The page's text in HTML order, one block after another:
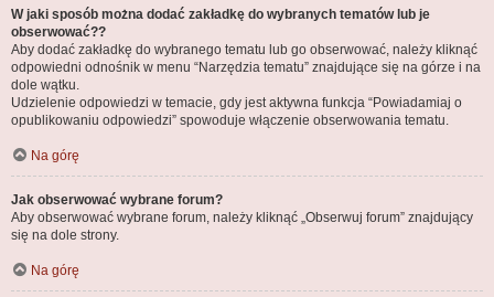
W jaki sposób można dodać zakładkę do wybranych tematów lub je
obserwować??
Aby dodać zakładkę do wybranego tematu lub go obserwować, należy kliknąć
odpowiedni odnośnik w menu “Narzędzia tematu” znajdujące się na górze i na
dole wątku.
Udzielenie odpowiedzi w temacie, gdy jest aktywna funkcja “Powiadamiaj o
opublikowaniu odpowiedzi” spowoduje włączenie obserwowania tematu.
Na górę
Jak obserwować wybrane forum?
Aby obserwować wybrane forum, należy kliknąć „Obserwuj forum” znajdujący
się na dole strony.
Na górę